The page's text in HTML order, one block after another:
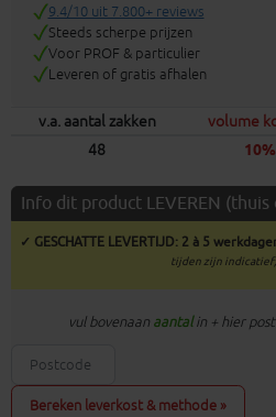
9.4/10 uit 7.800+ reviews
Steeds scherpe prijzen
Voor PROF & particulier
Leveren of gratis afhalen
v.a. aantal zakken volume
48
10%
Info dit product LEVEREN
✓ GESCHATTE LEVERTIJD: 2 à 5
tijden zijn
vul bovenaan aantalin + hier
Bereken leverkost & methode »